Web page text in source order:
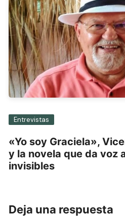
Entrevistas
«Yo soy Graciela»,
y la novela que da voz
invisibles
Deja una respuesta